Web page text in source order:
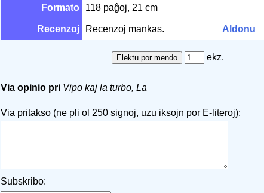
Formato 118 paĝoj, 21 cm
Recenzoj Recenzoj mankas. Aldonu
ekz.
Via opinio pri Vipo kaj la turbo, La
Via pritakso (ne pli ol 250 signoj, uzu iksojn por E-literoj):
Subskribo: